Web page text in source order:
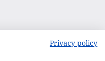
Privacy policy